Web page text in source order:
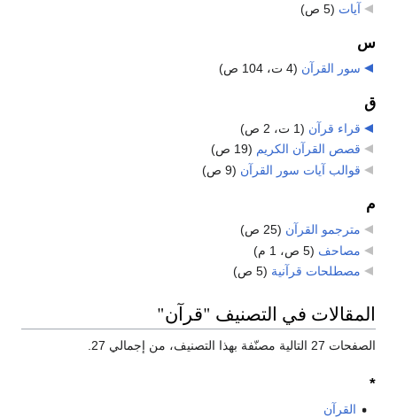
آيات (5 ص)
س
سور القرآن (4 ت، 104 ص)
ق
قراء قرآن (1 ت، 2 ص)
قصص القرآن الكريم (19 ص)
قوالب آيات سور القرآن (9 ص)
م
مترجمو القرآن (25 ص)
مصاحف (5 ص، 1 م)
مصطلحات قرآنية (5 ص)
المقالات في التصنيف "قرآن"
الصفحات 27 التالية مصنّفة بهذا التصنيف، من إجمالي 27.
*
القرآن